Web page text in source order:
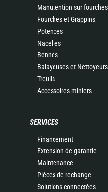
Manutention sur fourches
Fourches et Grappins
Potences
Nacelles
Bennes
Balayeuses et Nettoyeurs
Treuils
Accessoires miniers
SERVICES
Financement
Extension de garantie
Maintenance
Pièces de rechange
Solutions connectées